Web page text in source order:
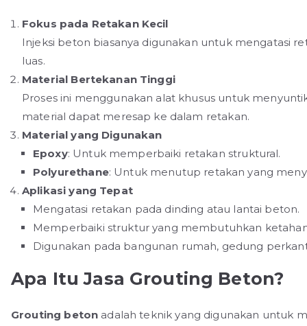
Fokus pada Retakan Kecil
Injeksi beton biasanya digunakan untuk mengatasi
luas.
Material Bertekanan Tinggi
Proses ini menggunakan alat khusus untuk
material dapat meresap ke dalam retakan.
Material yang Digunakan
Epoxy: Untuk memperbaiki retakan struktural.
Polyurethane: Untuk menutup retakan yang
Aplikasi yang Tepat
Mengatasi retakan pada dinding atau lantai beton.
Memperbaiki struktur yang membutuhkan
Digunakan pada bangunan rumah, gedung
Apa Itu Jasa Grouting Beton?
Grouting beton adalah teknik yang digunakan untuk